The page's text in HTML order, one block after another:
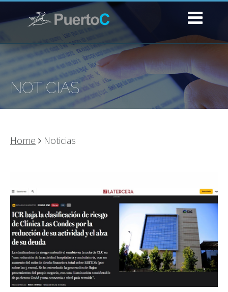
NOTICIAS
Home Noticias